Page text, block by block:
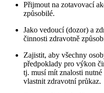
Přijmout na zotavovací
způsobilé.
Jako vedoucí (dozor) a
činnosti zdravotně
Zajistit, aby všechny
předpoklady pro výkon
tj. musí mít znalosti
vlastnit zdravotní průkaz.